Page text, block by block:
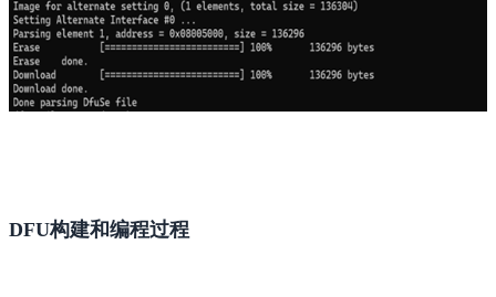
DFU构建和编程过程